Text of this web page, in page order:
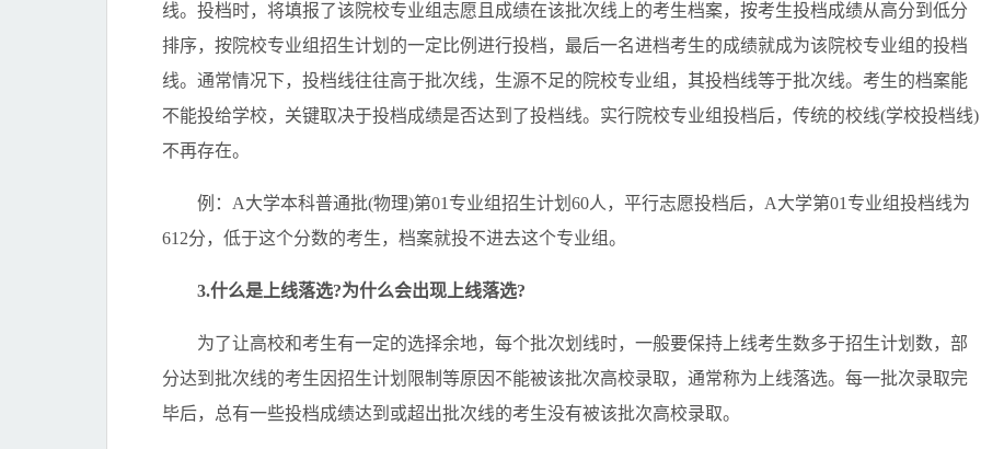
线。投档时，将填报了该院校专业组志愿且成绩在该批次线上的考生档案，按考生投档成绩从高分到低分
排序，按院校专业组招生计划的一定比例进行投档，最后一名进档考生的成绩就成为该院校专业组的投档
线。通常情况下，投档线往往高于批次线，生源不足的院校专业组，其投档线等于批次线。考生的档案能
不能投给学校，关键取决于投档成绩是否达到了投档线。实行院校专业组投档后，传统的校线(学校投档线)
不再存在。
例：A大学本科普通批(物理)第01专业组招生计划60人，平行志愿投档后，A大学第01专业组投档线为
612分，低于这个分数的考生，档案就投不进去这个专业组。
3.什么是上线落选?为什么会出现上线落选?
为了让高校和考生有一定的选择余地，每个批次划线时，一般要保持上线考生数多于招生计划数，部
分达到批次线的考生因招生计划限制等原因不能被该批次高校录取，通常称为上线落选。每一批次录取完
毕后，总有一些投档成绩达到或超出批次线的考生没有被该批次高校录取。